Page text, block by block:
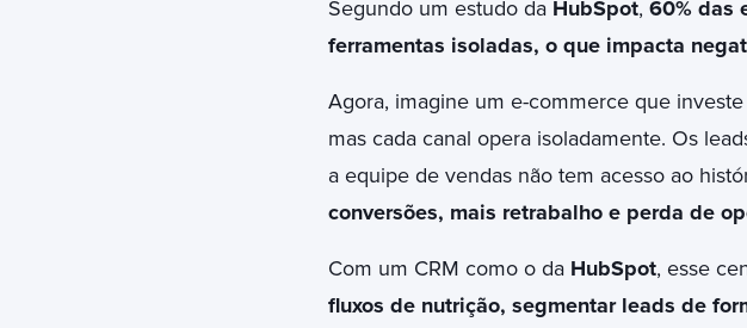
Segundo um estudo da HubSpot, 60% das
ferramentas isoladas, o que impacta
Agora, imagine um e-commerce que
mas cada canal opera isoladamente. Os
a equipe de vendas não tem acesso ao
conversões, mais retrabalho e perda de
Com um CRM como o da HubSpot, esse
fluxos de nutrição, segmentar leads de